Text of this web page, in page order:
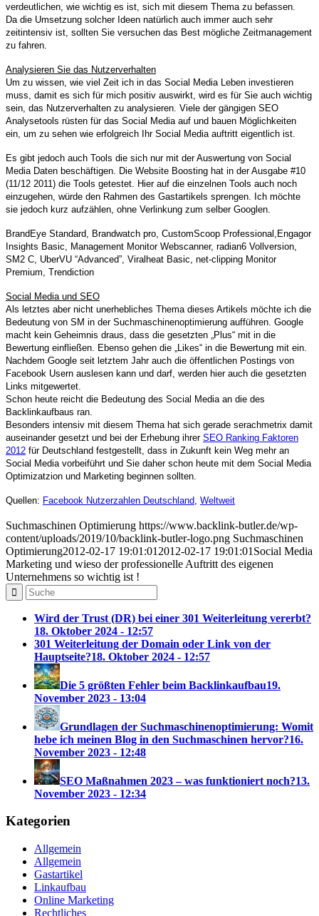
verdeutlichen, wie wichtig es ist, sich mit diesem Thema zu befassen.
Da die Umsetzung solcher Ideen natürlich auch immer auch sehr
zeitintensiv ist, sollten Sie versuchen das Best mögliche Zeitmanagement
zu fahren.
Analysieren Sie das Nutzerverhalten
Um zu wissen, wie viel Zeit ich in das Social Media Leben investieren
muss, damit es sich für mich positiv auswirkt, wird es für Sie auch wichtig
sein, das Nutzerverhalten zu analysieren. Viele der gängigen SEO
Analysetools rüsten für das Social Media auf und bauen Möglichkeiten
ein, um zu sehen wie erfolgreich Ihr Social Media auftritt eigentlich ist.
Es gibt jedoch auch Tools die sich nur mit der Auswertung von Social
Media Daten beschäftigen. Die Website Boosting hat in der Ausgabe #10
(11/12 2011) die Tools getestet. Hier auf die einzelnen Tools auch noch
einzugehen, würde den Rahmen des Gastartikels sprengen. Ich möchte
sie jedoch kurz aufzählen, ohne Verlinkung zum selber Googlen.
BrandEye Standard, Brandwatch pro, CustomScoop Professional,Engagor
Insights Basic, Management Monitor Webscanner, radian6 Vollversion,
SM2 C, UberVU “Advanced”, Viralheat Basic, net-clipping Monitor
Premium, Trendiction
Social Media und SEO
Als letztes aber nicht unerhebliches Thema dieses Artikels möchte ich die
Bedeutung von SM in der Suchmaschinenoptimierung aufführen. Google
macht kein Geheimnis draus, dass die gesetzten „Plus“ mit in die
Bewertung einfließen. Ebenso gehen die „Likes“ in die Bewertung mit ein.
Nachdem Google seit letztem Jahr auch die öffentlichen Postings von
Facebook Usern auslesen kann und darf, werden hier auch die gesetzten
Links mitgewertet.
Schon heute reicht die Bedeutung des Social Media an die des
Backlinkaufbaus ran.
Besonders intensiv mit diesem Thema hat sich gerade serachmetrix damit
auseinander gesetzt und bei der Erhebung ihrer SEO Ranking Faktoren
2012 für Deutschland festgestellt, dass in Zukunft kein Weg mehr an
Social Media vorbeiführt und Sie daher schon heute mit dem Social Media
Optimizatzion und Marketing beginnen sollten.
Quellen: Facebook Nutzerzahlen Deutschland Weltweit
Suchmaschinen Optimierung https://www.backlink-butler.de/wp-
content/uploads/2019/10/backlink-butler-logo.png Suchmaschinen
Optimierung2012-02-17 19:01:01 2012-02-17 19:01:01 Social Media
Marketing und wieso der professionelle Auftritt des eigenen
Unternehmens so wichtig ist !
Wird der Trust (DR) bei einer 301 Weiterleitung vererbt?
18. Oktober 2024 - 12:57
301 Weiterleitung der Domain oder Link von der
Hauptseite?18. Oktober 2024 - 12:57
Die 5 größten Fehler beim Backlinkaufbau19.
November 2023 - 13:04
Grundlagen der Suchmaschinenoptimierung: Womit
hebe ich meinen Blog in den Suchmaschinen hervor?16.
November 2023 - 12:48
SEO Maßnahmen 2023 – was funktioniert noch?13.
November 2023 - 12:34
Kategorien
Allgemein
Allgemein
Gastartikel
Linkaufbau
Online Marketing
Rechtliches